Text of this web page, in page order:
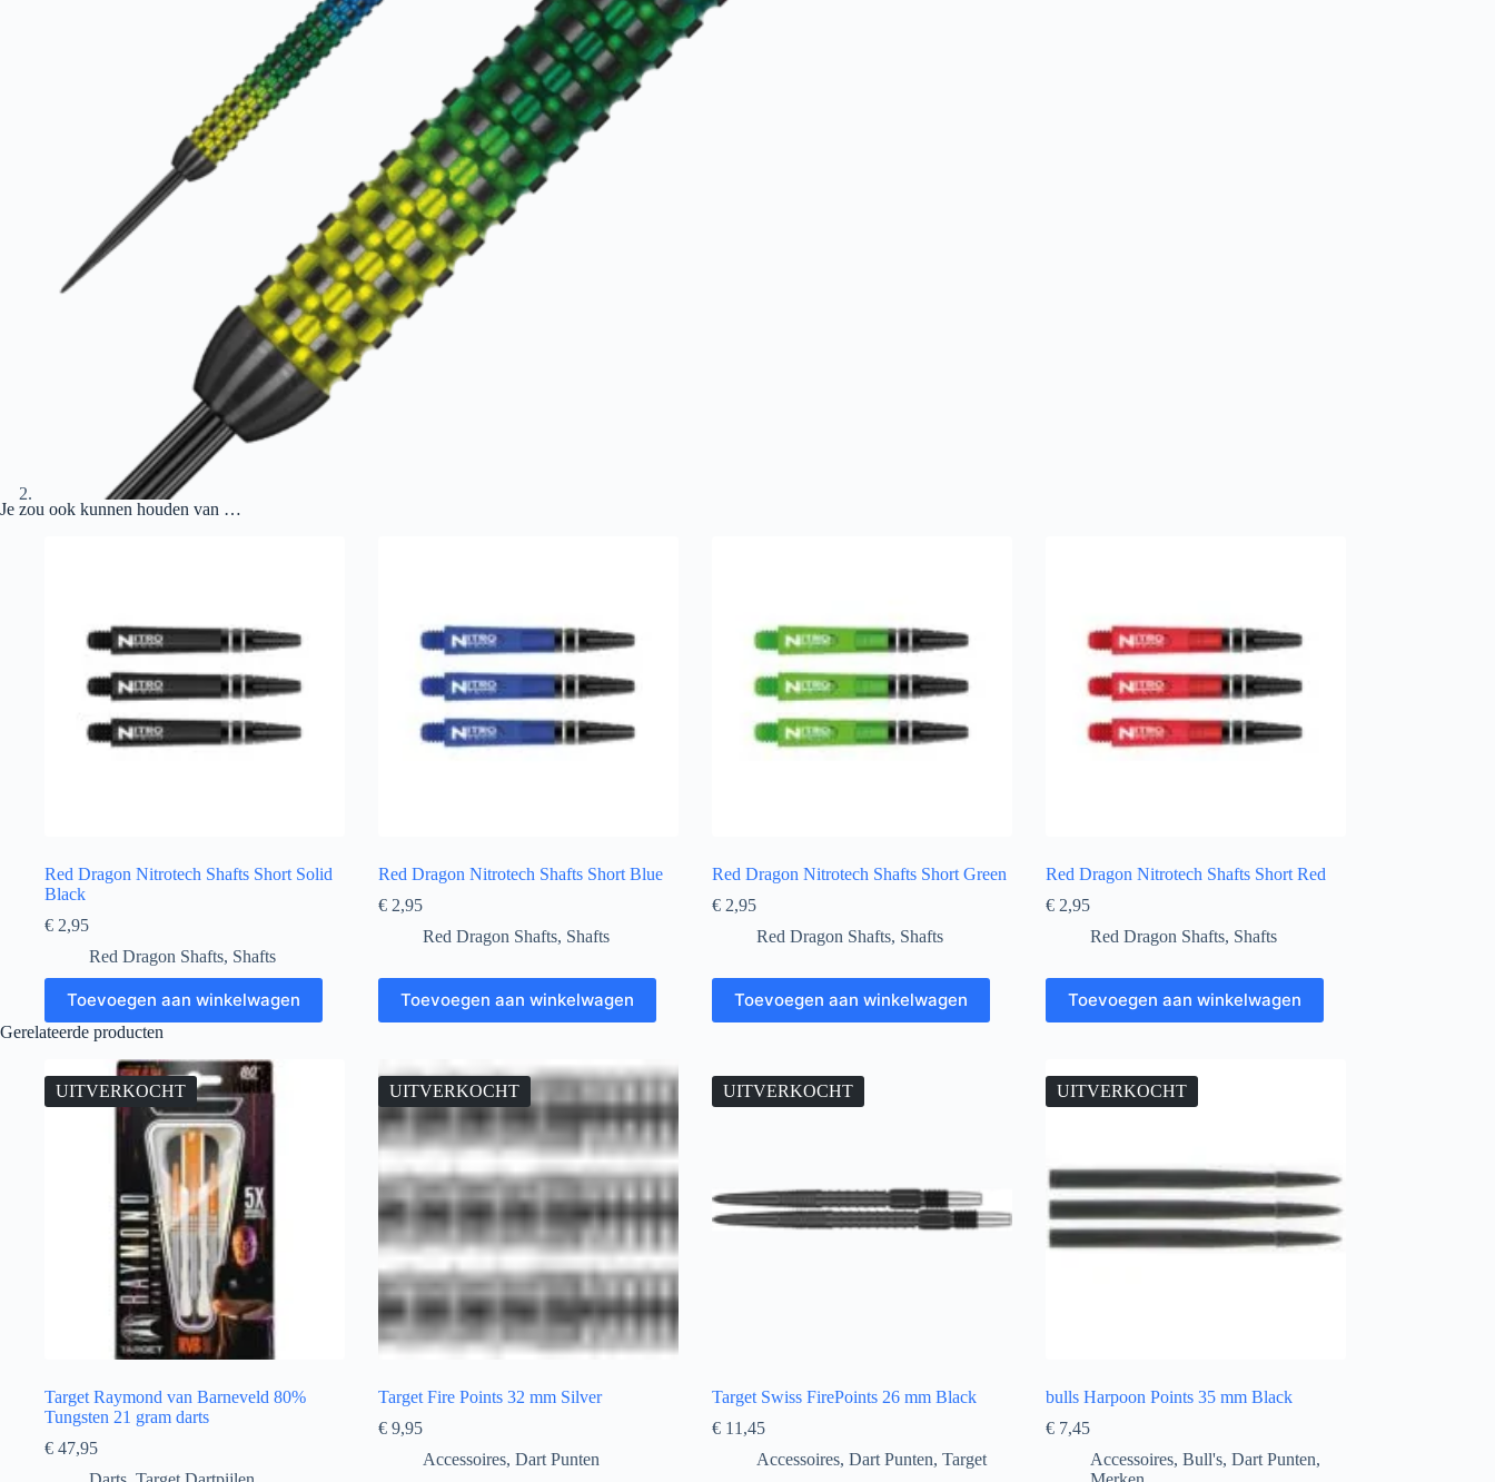
Je zou ook kunnen houden van …
Red Dragon Nitrotech Shafts Short Solid
Black
€ 2,95
Red Dragon Shafts, Shafts
Toevoegen aan winkelwagen
Red Dragon Nitrotech Shafts Short Blue
€2,95
Red Dragon Shafts, Shafts
Toevoegen aan winkelwagen
Red Dragon Nitrotech Shafts Short Green
€2,95
Red Dragon Shafts, Shafts
Toevoegen aan winkelwagen
Red Dragon Nitrotech Shafts Short Red
€2,95
Red Dragon Shafts, Shafts
Toevoegen aan winkelwagen
Gerelateerde producten
UITVERKOCHT
Target Raymond van Barneveld 80%
Tungsten 21 gram darts
€ 47,95
UITVERKOCHT
Target Fire Points 32 mm Silver
€9,95
Accessoires, Dart Punten
UITVERKOCHT
Target Swiss FirePoints 26 mm Black
€11,45
Accessoires, Dart Punten, Target
UITVERKOCHT
bulls Harpoon Points 35 mm Black
€7,45
Accessoires, Bull's, Dart Punten,